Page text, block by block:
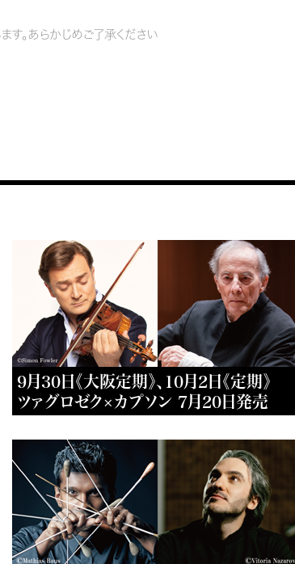
。あらかじめご了承ください
9月30日《大阪定期》、10月2日《定期》
ツァグロゼク×カプソン 7月20日発売